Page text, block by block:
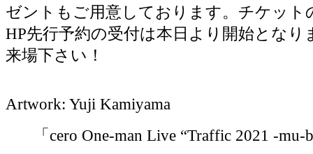
ゼントもご用意しております。チケット
HP先行予約の受付は本日より開始となり
来場下さい！
Artwork: Yuji Kamiyama
「cero One-man Live “Traffic 2021 -mu-